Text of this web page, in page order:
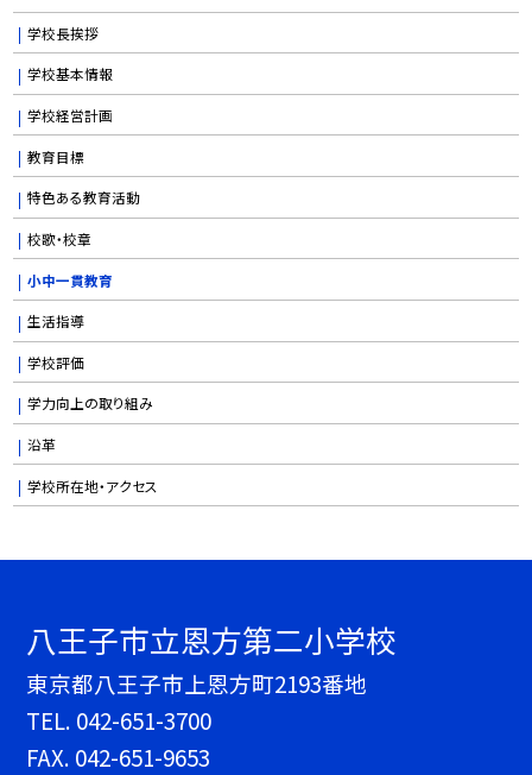
学校長挨拶
学校基本情報
学校経営計画
教育目標
特色ある教育活動
校歌・校章
小中一貫教育
生活指導
学校評価
学力向上の取り組み
沿革
学校所在地・アクセス
八王子市立恩方第二小学校
東京都八王子市上恩方町2193番地
TEL. 042-651-3700
FAX. 042-651-9653